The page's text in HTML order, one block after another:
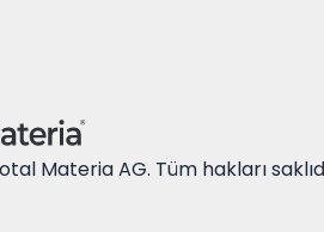
Materia AG. Tüm hakları